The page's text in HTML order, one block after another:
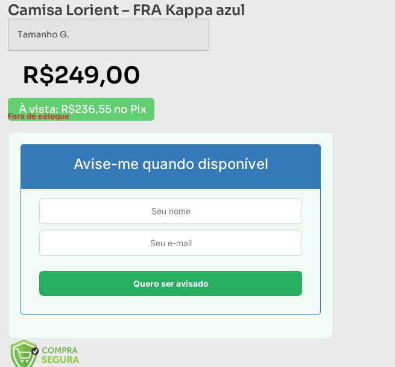
Camisa Lorient – FRA Kappa azul
Tamanho G.
R$249,00
À vista: R$236,55 no Pix
Fora de estoque
Avise-me quando disponível